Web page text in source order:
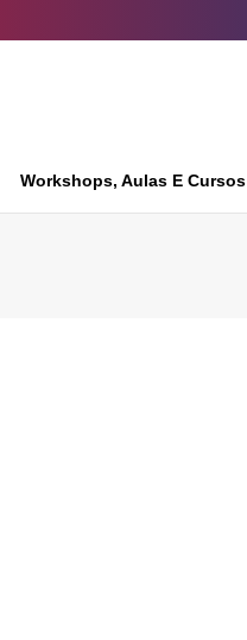
Workshops, Aulas E Cursos